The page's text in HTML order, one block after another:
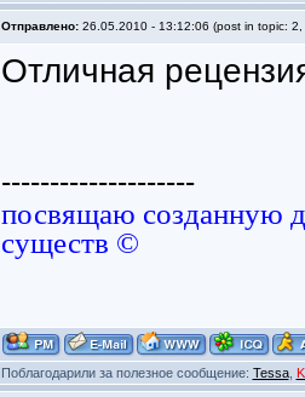
Отправлено: 26.05.2010 - 13:12:06 (post in topic: 2,
Отличная
--------------------
посвящаю созданную
существ ©
Поблагодарили за полезное сообщение: Tessa,